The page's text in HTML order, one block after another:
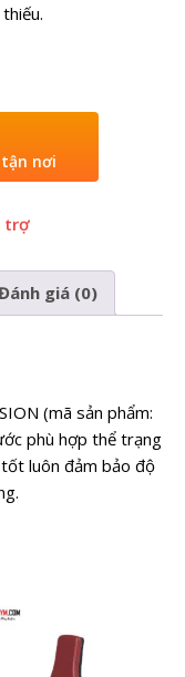
nơi
trợ
giá (0)
(mã sản phẩm:
phù hợp thể trạng
luôn đảm bảo độ